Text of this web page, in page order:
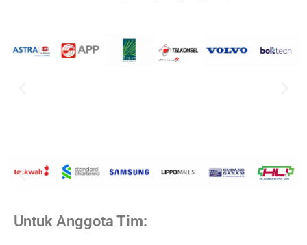
Untuk Anggota Tim: